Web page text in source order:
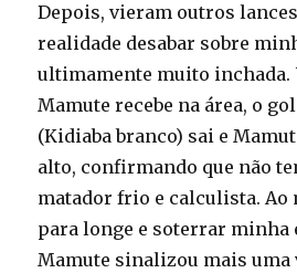
Depois, vieram outros
realidade desabar sobre
ultimamente muito inchada.
Mamute recebe na área, o
(Kidiaba branco) sai e
alto, confirmando que não
matador frio e calculista. Ao
para longe e soterrar minha
Mamute sinalizou mais uma